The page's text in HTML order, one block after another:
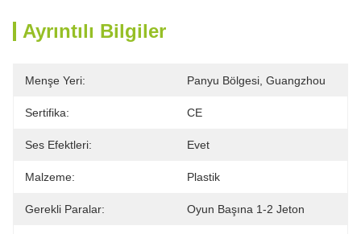
Ayrıntılı Bilgiler
Menşe Yeri: Panyu Bölgesi, Guangzhou
Sertifika: CE
Ses Efektleri: Evet
Malzeme: Plastik
Gerekli Paralar: Oyun Başına 1-2 Jeton